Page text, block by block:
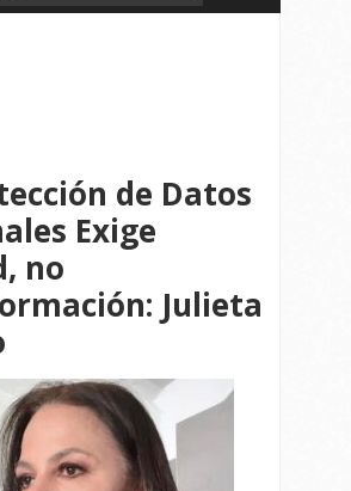
de Datos
Exige
no
Julieta